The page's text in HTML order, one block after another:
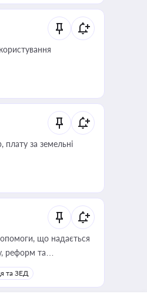
плату за земельні
що надається
реформ та
та ЗЕД